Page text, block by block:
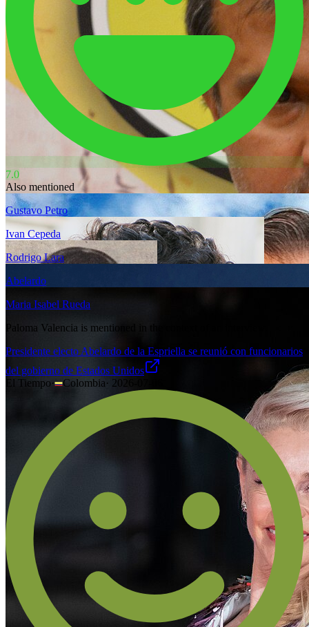
7.0
Also mentioned
Gustavo Petro
Ivan Cepeda
Rodrigo Lara
Abelardo
Maria Isabel Rueda
Paloma Valencia is mentioned in the context of an interview.
Presidente electo Abelardo de la Espriella se reunió con funcionarios
del gobierno de Estados Unidos
El Tiempo· Colombia· 2026-07-06